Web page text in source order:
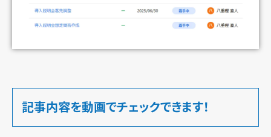
記事内容を動画でチェックできます！